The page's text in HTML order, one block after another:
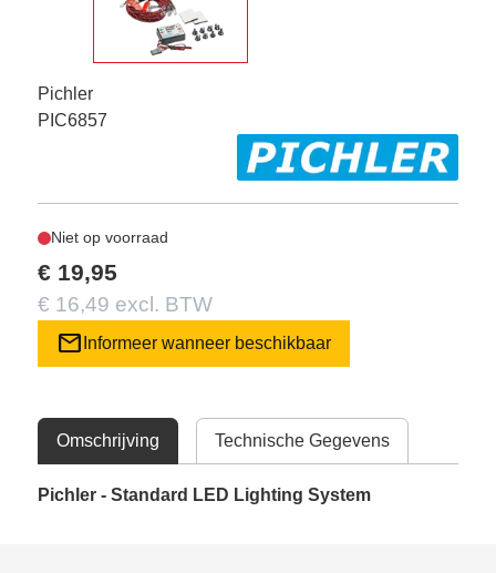
Pichler
PIC6857
Niet op voorraad
€ 19,95
€ 16,49 excl. BTW
mail Informeer wanneer beschikbaar
Omschrijving Technische Gegevens
Pichler - Standard LED Lighting System